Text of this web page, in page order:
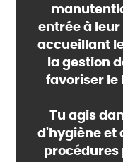
entrée à leur
accueillant
la gestion
favoriser le
Tu agis
d'hygiène et
procédures